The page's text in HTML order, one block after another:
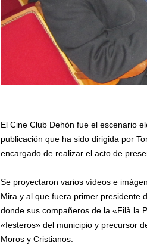
El Cine Club Dehón fue el escenario
publicación que ha sido dirigida por
encargado de realizar el acto de
Se proyectaron varios vídeos e
Mira y al que fuera primer presidente
donde sus compañeros de la «Filà la
«festeros» del municipio y precursor
Moros y Cristianos.